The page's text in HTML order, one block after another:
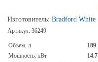
Изготовитель: Bradford White
Артикул: 36249
Объем, л
189
Мощность, кВт
14.7